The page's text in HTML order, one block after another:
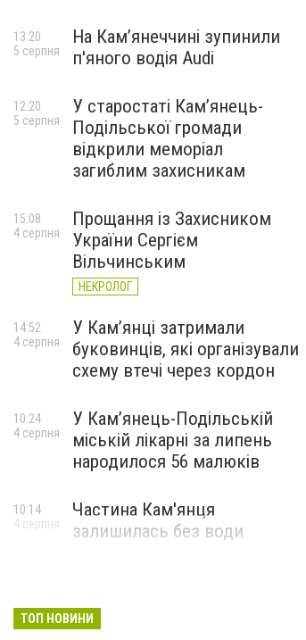
На Камʼянеччині зупинили
п'яного водія Audi
13:20
5 серпня
У старостаті Кам’янець-
Подільської громади
відкрили меморіал
загиблим захисникам
12:20
5 серпня
Прощання із Захисником
України Сергієм
Вільчинським
НЕКРОЛОГ
15:08
4 серпня
У Кам’янці затримали
буковинців, які організували
схему втечі через кордон
14:52
4 серпня
У Кам’янець-Подільській
міській лікарні за липень
народилося 56 малюків
10:24
4 серпня
Частина Кам'янця
залишилась без води
10:14
4 серпня
ТОП НОВИНИ